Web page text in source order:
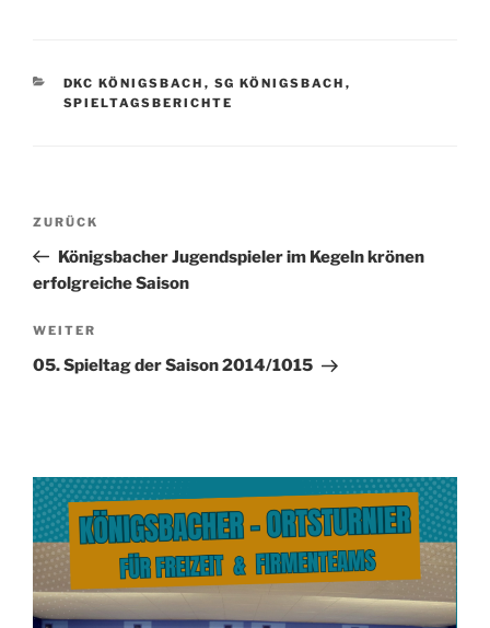
KATEGORIEN
DKC KÖNIGSBACH , SG KÖNIGSBACH ,
SPIELTAGSBERICHTE
Beitragsnavigation
Vorheriger
Beitrag
ZURÜCK
Königsbacher Jugendspieler im Kegeln krönen
erfolgreiche Saison
Nächster
Beitrag
WEITER
05. Spieltag der Saison 2014/1015